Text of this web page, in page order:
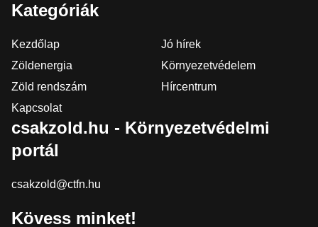
Kategóriák
Kezdőlap
Jó hírek
Zöldenergia
Környezetvédelem
Zöld rendszám
Hírcentrum
Kapcsolat
csakzold.hu - Környezetvédelmi
portál
csakzold@ctfn.hu
Kövess minket!